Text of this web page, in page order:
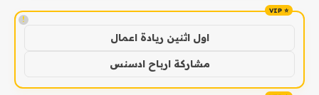
!
اول اثنين ريادة اعمال
مشاركة ارباح ادسنس